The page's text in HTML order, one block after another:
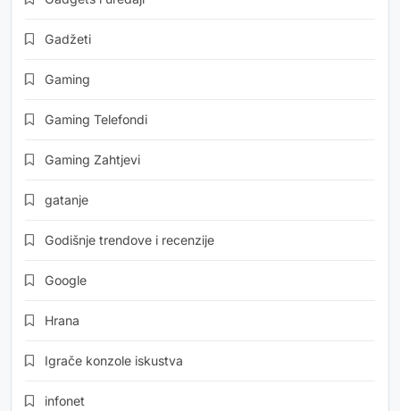
Gadžeti
Gaming
Gaming Telefondi
Gaming Zahtjevi
gatanje
Godišnje trendove i recenzije
Google
Hrana
Igrače konzole iskustva
infonet